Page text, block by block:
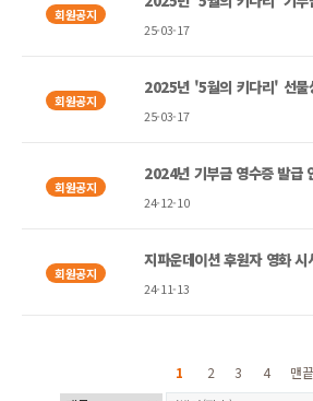
회원공지
25-03-17
회원공지
2025년 '5월의 키다리' 선물
25-03-17
회원공지
2024년 기부금 영수증 발급
24-12-10
회원공지
지파운데이션 후원자 영화 시
24-11-13
1 2 3 4 맨끝